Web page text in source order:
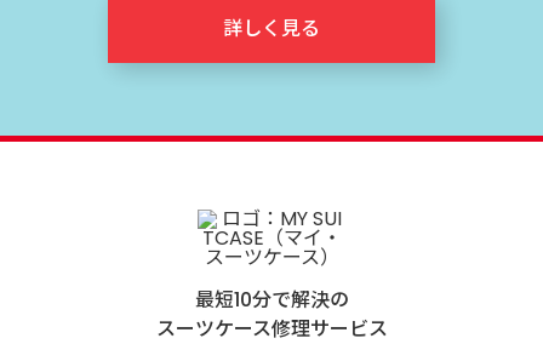
詳しく見る
最短10分で解決の
スーツケース修理サービス